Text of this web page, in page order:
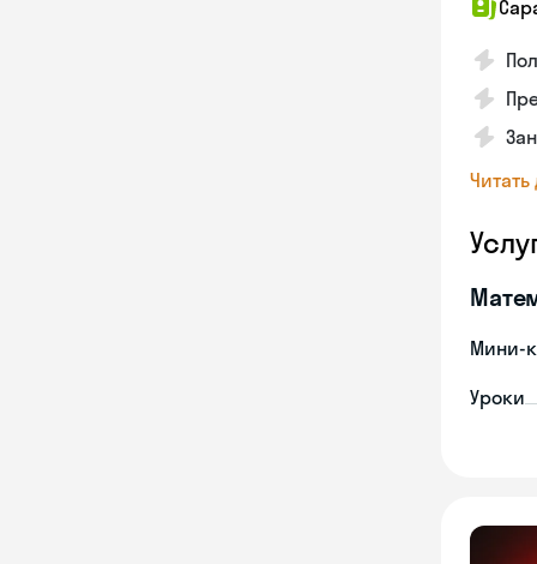
Мини-
Уроки